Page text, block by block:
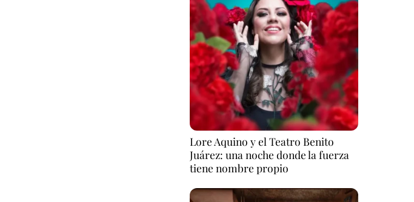
Lore Aquino y el Teatro Benito
Juárez: una noche donde la fuerza
tiene nombre propio